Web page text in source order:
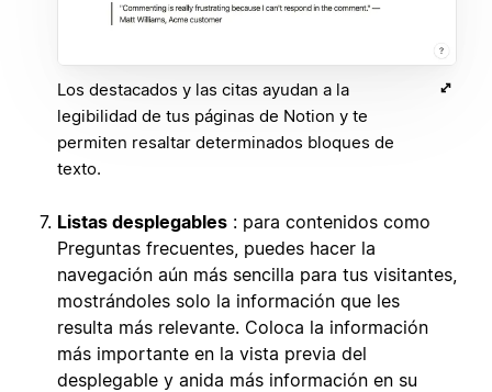
Los destacados y las citas ayudan a la
legibilidad de tus páginas de Notion y te
permiten resaltar determinados bloques de
texto.
Listas desplegables : para contenidos como
Preguntas frecuentes, puedes hacer la
navegación aún más sencilla para tus visitantes,
mostrándoles solo la información que les
resulta más relevante. Coloca la información
más importante en la vista previa del
desplegable y anida más información en su